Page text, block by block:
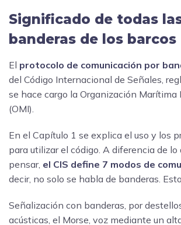
Significado de todas
banderas de los barcos
El protocolo de comunicación por
del Código Internacional de Señales,
se hace cargo la Organización Marítima
(OMI).
En el Capítulo 1 se explica el uso y los
para utilizar el código. A diferencia de lo
pensar, el CIS define 7 modos de
decir, no solo se habla de banderas.
Señalización con banderas, por
acústicas, el Morse, voz mediante un